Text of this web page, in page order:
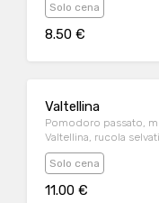
Solo cena
8.50 €
Valtellina
Pomodoro passato,
Valtellina, rucola
Solo cena
11.00 €